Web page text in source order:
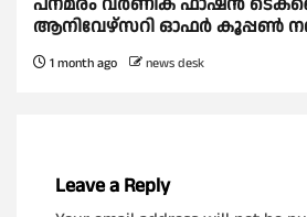
പനമരം വർണിക ഫാഷൻ
ആനിവേഴ്‌സറി ഓഫർ കൂപ്പൺ
1 month ago news desk
Leave a Reply